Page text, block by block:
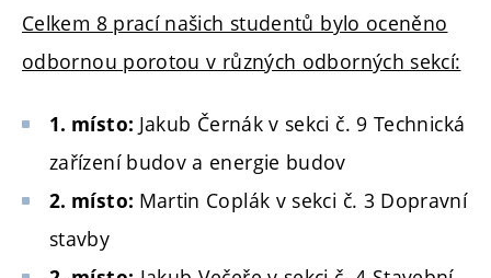
Celkem 8 prací našich studentů bylo oceněno
odbornou porotou v různých odborných sekcí:
1. místo: Jakub Černák v sekci č. 9 Technická
zařízení budov a energie budov
2. místo: Martin Coplák v sekci č. 3 Dopravní
stavby